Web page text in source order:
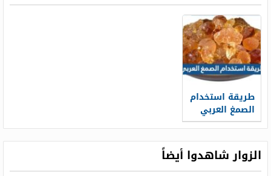
طريقة استخدام
الصمغ العربي
الزوار شاهدوا أيضاً